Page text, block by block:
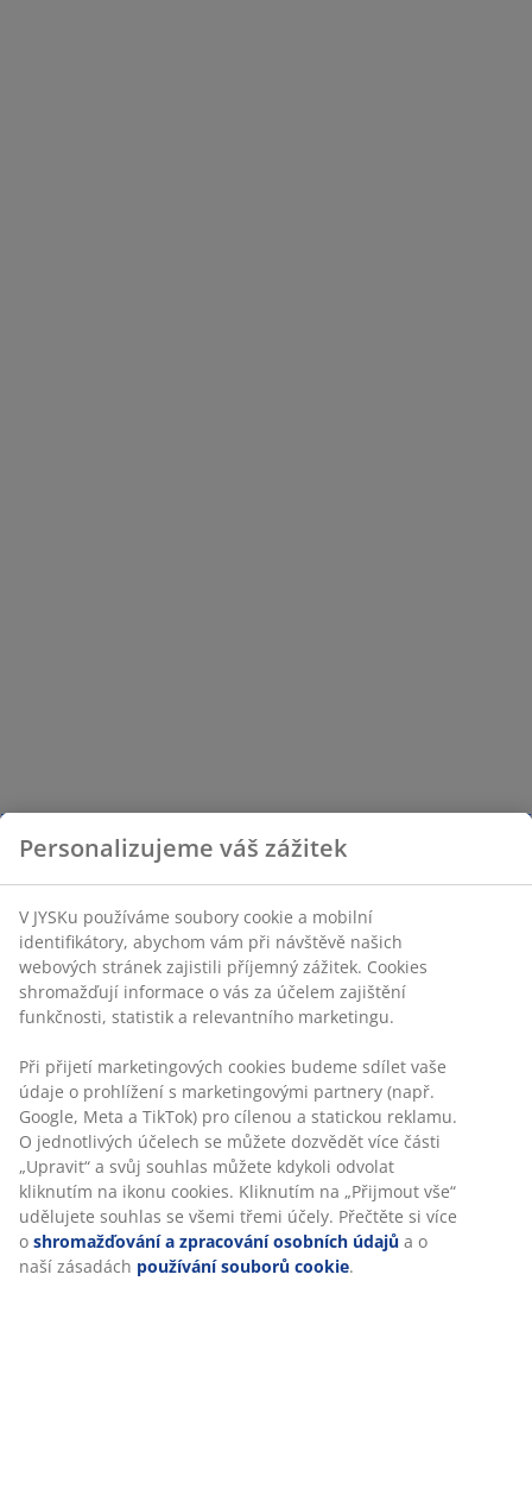
Personalizujeme váš zážitek
V JYSKu používáme soubory cookie a mobilní
identifikátory, abychom vám při návštěvě našich
webových stránek zajistili příjemný zážitek. Cookies
shromažďují informace o vás za účelem zajištění
funkčnosti, statistik a relevantního marketingu.
Při přijetí marketingových cookies budeme sdílet vaše
údaje o prohlížení s marketingovými partnery (např.
Google, Meta a TikTok) pro cílenou a statickou reklamu.
O jednotlivých účelech se můžete dozvědět více části
„Upravit“ a svůj souhlas můžete kdykoli odvolat
kliknutím na ikonu cookies. Kliknutím na „Přijmout vše“
udělujete souhlas se všemi třemi účely. Přečtěte si více
o shromažďování a zpracování osobních údajů a o
naší zásadách používání souborů cookie.